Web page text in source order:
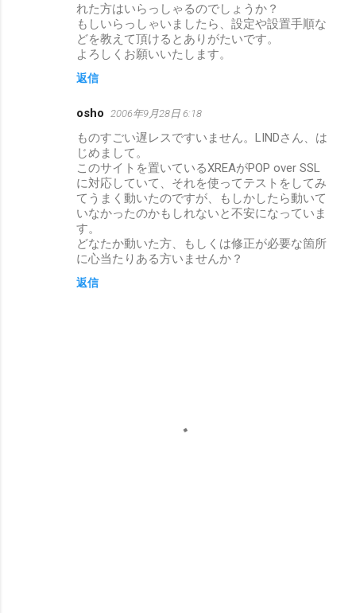
れた方はいらっしゃるのでしょうか？
もしいらっしゃいましたら、設定や設置手順な
どを教えて頂けるとありがたいです。
よろしくお願いいたします。
返信
osho 2006年9月28日 6:18
ものすごい遅レスですいません。LINDさん、は
じめまして。
このサイトを置いているXREAがPOP over SSL
に対応していて、それを使ってテストをしてみ
てうまく動いたのですが、もしかしたら動いて
いなかったのかもしれないと不安になっていま
す。
どなたか動いた方、もしくは修正が必要な箇所
に心当たりある方いませんか？
返信